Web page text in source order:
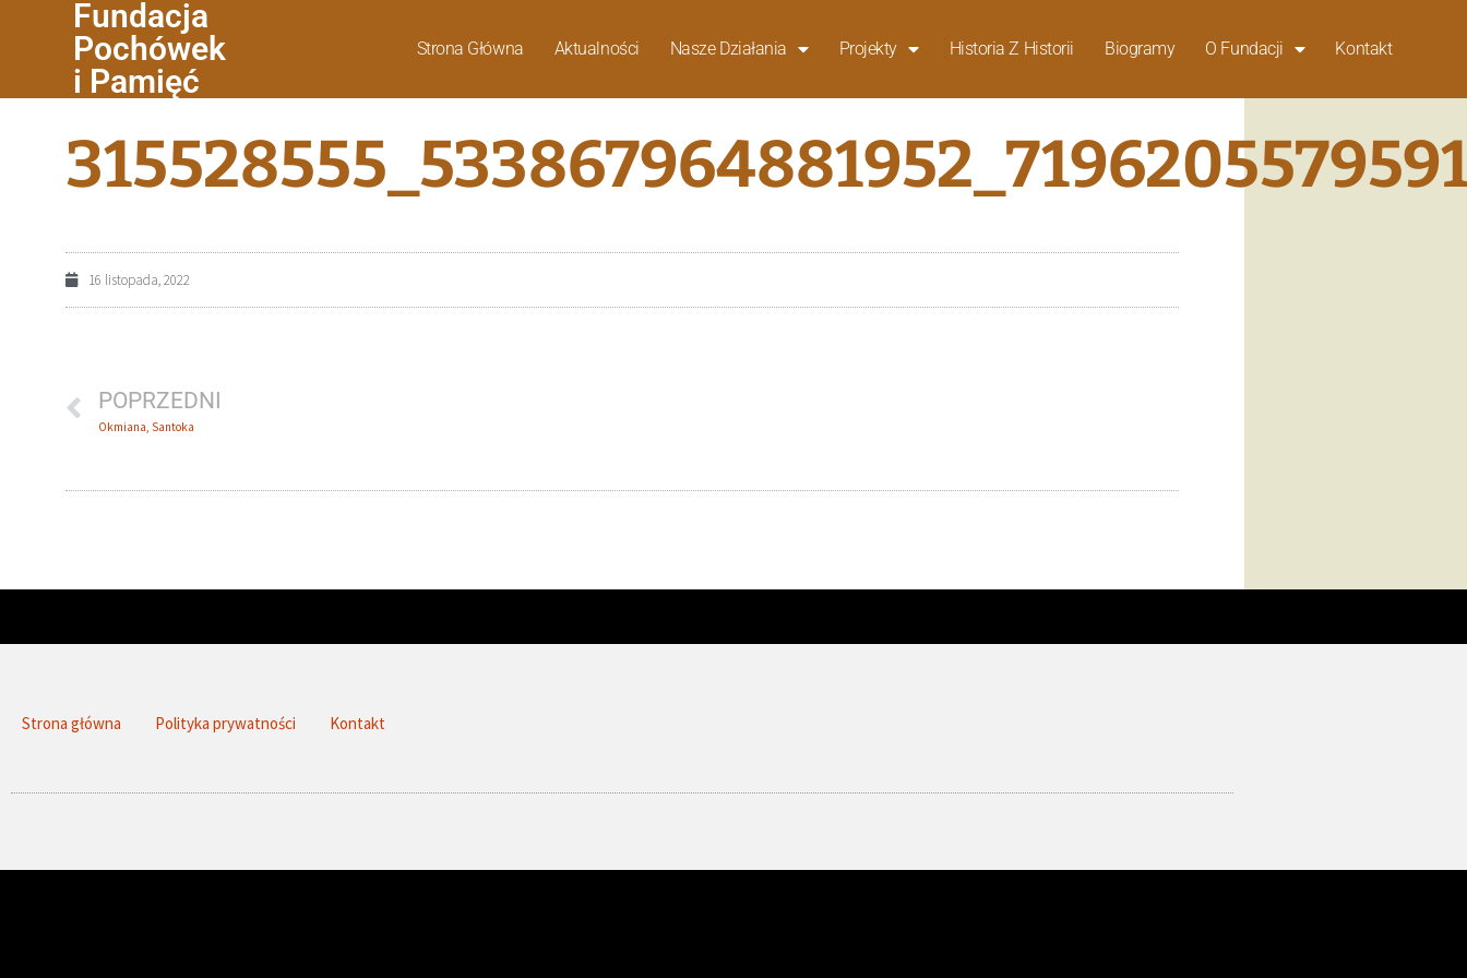
Fundacja
Pochówek
i Pamięć
Strona Główna Aktualności Nasze Działania Projekty Historia Z Historii Biogramy O Fundacji Kontakt
16 listopada, 2022
POPRZEDNI
Okmiana, Santoka
Strona główna Polityka prywatności Kontakt